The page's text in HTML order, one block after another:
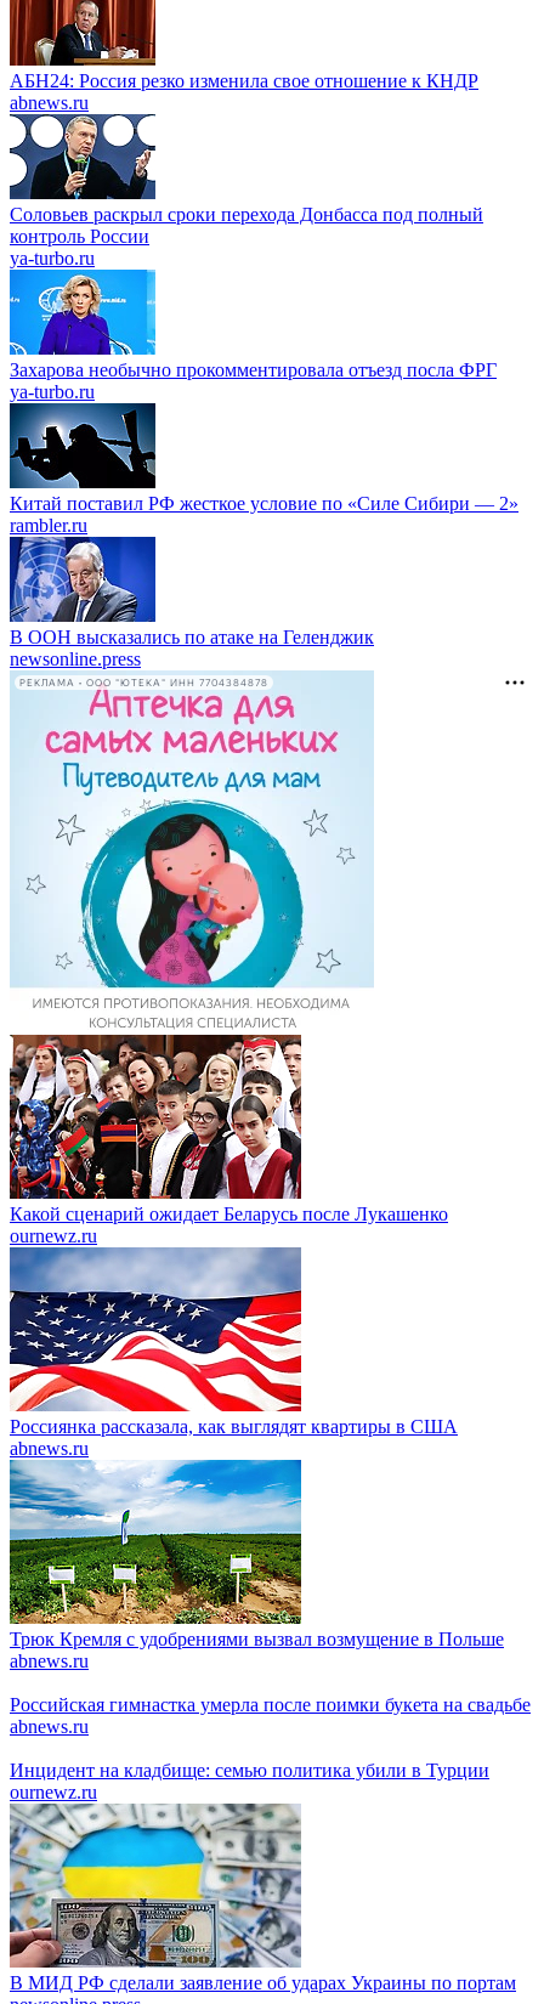
АБН24: Россия резко изменила свое отношение к КНДР
abnews.ru
Соловьев раскрыл сроки перехода Донбасса под полный
контроль России
ya-turbo.ru
Захарова необычно прокомментировала отъезд посла ФРГ
ya-turbo.ru
Китай поставил РФ жесткое условие по «Силе Сибири — 2»
rambler.ru
В ООН высказались по атаке на Геленджик
newsonline.press
РЕКЛАМА • ООО "ЮТЕКА" ИНН 7704384878
Какой сценарий ожидает Беларусь после Лукашенко
ournewz.ru
Россиянка рассказала, как выглядят квартиры в США
abnews.ru
Трюк Кремля с удобрениями вызвал возмущение в Польше
abnews.ru
Российская гимнастка умерла после поимки букета на свадьбе
abnews.ru
Инцидент на кладбище: семью политика убили в Турции
ournewz.ru
В МИД РФ сделали заявление об ударах Украины по портам